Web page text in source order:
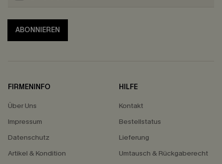
ABONNIEREN
FIRMENINFO
Über Uns
Impressum
Datenschutz
Artikel & Kondition
HILFE
Kontakt
Bestellstatus
Lieferung
Umtausch & Rückgaberecht